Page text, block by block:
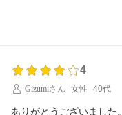
4
Gizumiさん
女性 40代
ありがとうございました。